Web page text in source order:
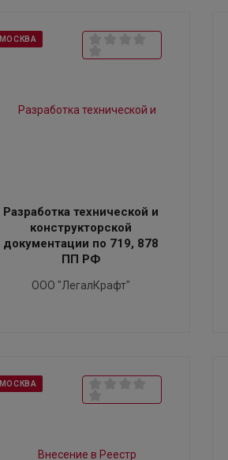
МОСКВА
Разработка технической и
конструкторской
документации по 719, 878
ПП РФ
ООО "ЛегалКрафт"
МОСКВА